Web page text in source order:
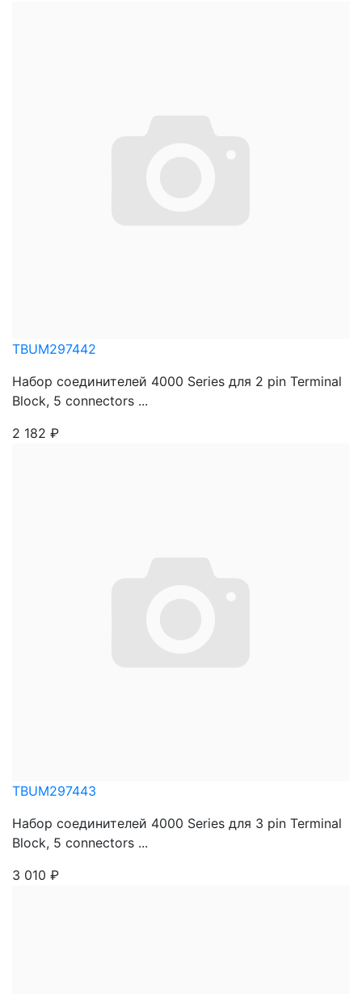
TBUM297442
Набор соединителей 4000 Series для 2 pin Terminal
Block, 5 connectors ...
2 182 ₽
TBUM297443
Набор соединителей 4000 Series для 3 pin Terminal
Block, 5 connectors ...
3 010 ₽